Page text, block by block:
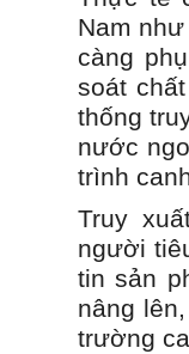
Nam
càng
soát
thống
nước
trình
Truy
người
tin sản
nâng
trường